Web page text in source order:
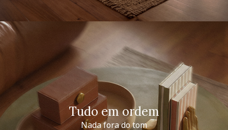
Tudo em ordem
Nada fora do tom